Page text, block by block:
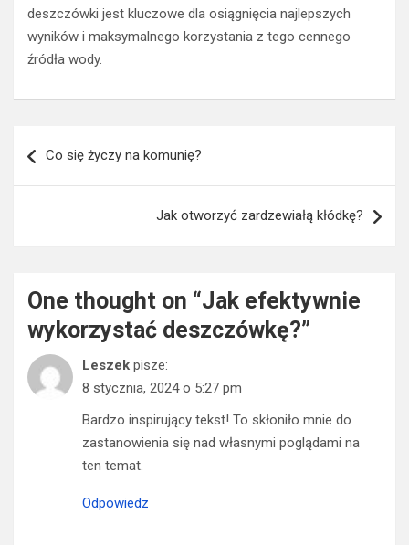
deszczówki jest kluczowe dla osiągnięcia najlepszych
wyników i maksymalnego korzystania z tego cennego
źródła wody.
wpisu
Co się życzy na komunię?
Jak otworzyć zardzewiałą kłódkę?
One thought on “Jak efektywnie
wykorzystać deszczówkę?”
Leszek pisze:
8 stycznia, 2024 o 5:27 pm
Bardzo inspirujący tekst! To skłoniło mnie do
zastanowienia się nad własnymi poglądami na
ten temat.
Odpowiedz